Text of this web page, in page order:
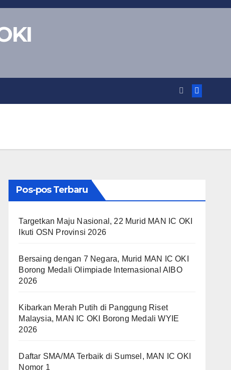
Pos-pos Terbaru
Targetkan Maju Nasional, 22 Murid MAN IC OKI
Ikuti OSN Provinsi 2026
Bersaing dengan 7 Negara, Murid MAN IC OKI
Borong Medali Olimpiade Internasional AIBO
2026
Kibarkan Merah Putih di Panggung Riset
Malaysia, MAN IC OKI Borong Medali WYIE
2026
Daftar SMA/MA Terbaik di Sumsel, MAN IC OKI
Nomor 1